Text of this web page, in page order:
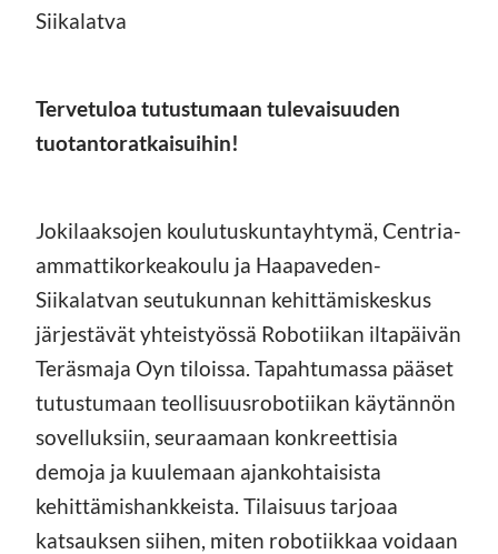
Siikalatva
Tervetuloa tutustumaan tulevaisuuden
tuotantoratkaisuihin!
Jokilaaksojen koulutuskuntayhtymä, Centria-
ammattikorkeakoulu ja Haapaveden-
Siikalatvan seutukunnan kehittämiskeskus
järjestävät yhteistyössä Robotiikan iltapäivän
Teräsmaja Oyn tiloissa. Tapahtumassa pääset
tutustumaan teollisuusrobotiikan käytännön
sovelluksiin, seuraamaan konkreettisia
demoja ja kuulemaan ajankohtaisista
kehittämishankkeista. Tilaisuus tarjoaa
katsauksen siihen, miten robotiikkaa voidaan